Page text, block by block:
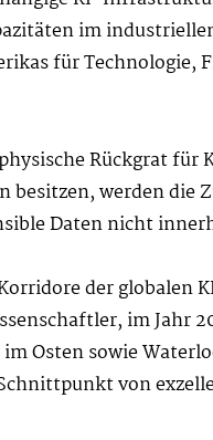
im
für Technologie,
Rückgrat
besitzen, werden die
Daten nicht
der globalen
im Jahr
Osten sowie
von